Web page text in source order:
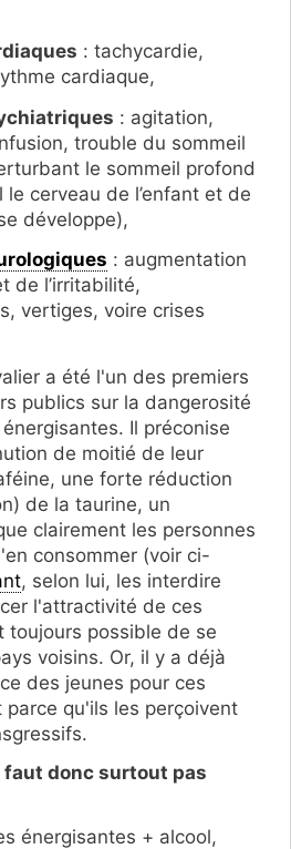
: tachycardie,
cardiaque,
: agitation,
trouble du sommeil
le sommeil profond
le cerveau de l’enfant et de
développe),
: augmentation
de l’irritabilité,
vertiges, voire crises
a été l'un des premiers
publics sur la dangerosité
Il préconise
de moitié de leur
une forte réduction
de la taurine, un
clairement les personnes
consommer (voir ci-
, selon lui, les interdire
l'attractivité de ces
toujours possible de se
voisins. Or, il y a déjà
des jeunes pour ces
qu'ils les perçoivent
faut donc surtout pas
énergisantes + alcool,